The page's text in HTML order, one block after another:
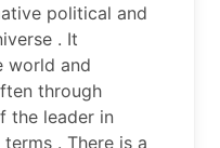
political and
. It
world and
through
the leader in
. There is a